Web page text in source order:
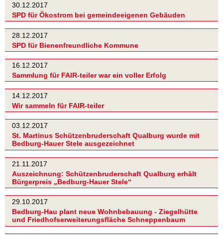
30.12.2017
SPD für Ökostrom bei gemeindeeigenen Gebäuden
28.12.2017
SPD für Bienenfreundliche Kommune
16.12.2017
Sammlung für FAIR-teiler war ein voller Erfolg
14.12.2017
Wir sammeln für FAIR-teiler
03.12.2017
St. Martinus Schützenbruderschaft Qualburg wurde mit
Bedburg-Hauer Stele ausgezeichnet
21.11.2017
Auszeichnung: Schützenbruderschaft Qualburg erhält
Bürgerpreis „Bedburg-Hauer Stele“
29.10.2017
Bedburg-Hau plant neue Wohnbebauung - Ziegelhütte
und Friedhofserweiterungsfläche Schneppenbaum